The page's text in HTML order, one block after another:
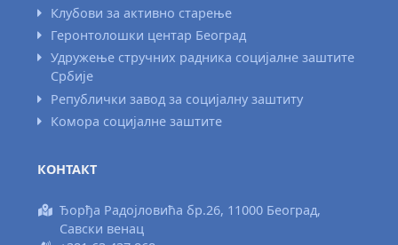
Клубови за активно старење
Геронтолошки центар Београд
Удружење стручних радника социјалне заштите
Србије
Републички завод за социјалну заштиту
Комора социјалне заштите
КОНТАКТ
Ђорђа Радојловића бр.26, 11000 Београд,
Савски венац